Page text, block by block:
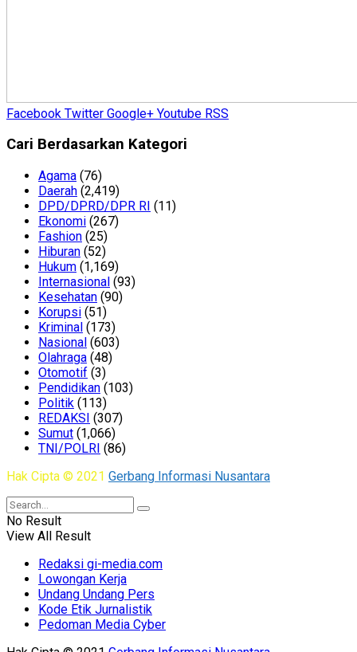
Facebook Twitter Google+ Youtube RSS
Cari Berdasarkan Kategori
Agama (76)
Daerah (2,419)
DPD/DPRD/DPR RI (11)
Ekonomi (267)
Fashion (25)
Hiburan (52)
Hukum (1,169)
Internasional (93)
Kesehatan (90)
Korupsi (51)
Kriminal (173)
Nasional (603)
Olahraga (48)
Otomotif (3)
Pendidikan (103)
Politik (113)
REDAKSI (307)
Sumut (1,066)
TNI/POLRI (86)
Hak Cipta © 2021 Gerbang Informasi Nusantara
No Result
View All Result
Redaksi gi-media.com
Lowongan Kerja
Undang Undang Pers
Kode Etik Jurnalistik
Pedoman Media Cyber